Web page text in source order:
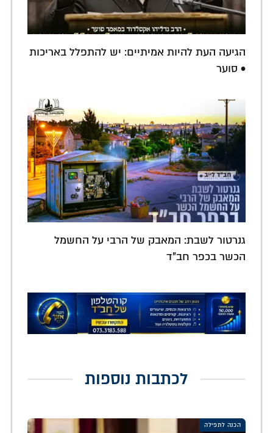
הגיעה העת להיות אמיתיים: יש להתפלל באריכות
• סוער
גנרטור לשבת: המאבק של הרבי על החשמל
הכשר בכפר חב"ד
לכתבות נוספות
הכנה לתפילה